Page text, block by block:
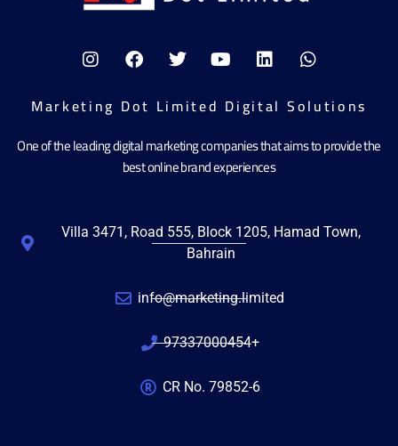
Marketing Dot Limited Digital Solutions
One of the leading digital marketing companies that aims to provide the
best online brand experiences
Villa 3471, Road 555, Block 1205, Hamad Town,
Bahrain
info@marketing.limited
97337000454+
CR No. 79852-6